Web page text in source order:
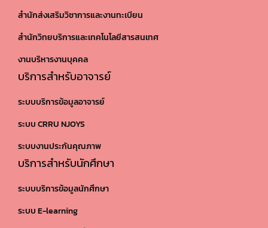
สำนักส่งเสริมวิชาการและงานทะเบียน
สำนักวิทยบริการและเทคโนโลยีสารสนเทศ
งานบริหารงานบุคคล
บริการสำหรับอาจารย์
ระบบบริการข้อมูลอาจารย์
ระบบ CRRU NJOYS
ระบบงานประกันคุณภาพ
บริการสำหรับนักศึกษา
ระบบบริการข้อมูลนักศึกษา
ระบบ E-learning